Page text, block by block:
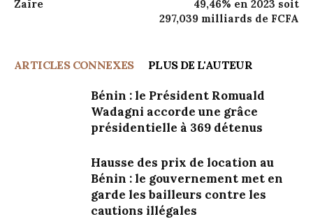
Zaïre
49,46% en 2023 soit
297,039 milliards de FCFA
ARTICLES CONNEXES PLUS DE L'AUTEUR
Bénin : le Président Romuald
Wadagni accorde une grâce
présidentielle à 369 détenus
Hausse des prix de location au
Bénin : le gouvernement met en
garde les bailleurs contre les
cautions illégales